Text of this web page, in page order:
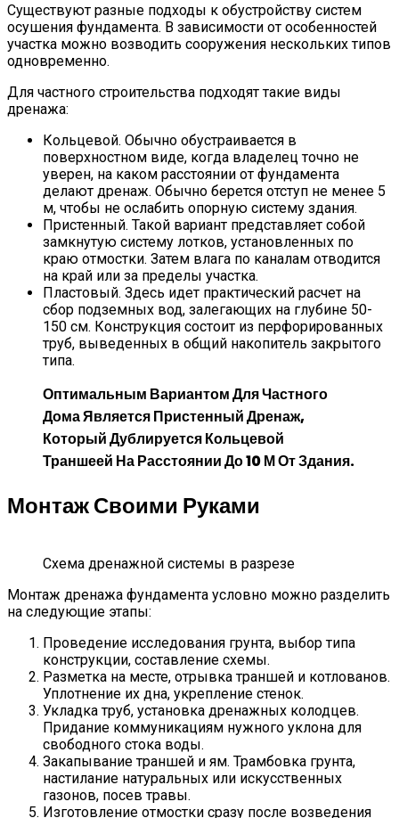
Существуют разные подходы к обустройству систем
осушения фундамента. В зависимости от особенностей
участка можно возводить сооружения нескольких типов
одновременно.
Для частного строительства подходят такие виды
дренажа:
Кольцевой. Обычно обустраивается в
поверхностном виде, когда владелец точно не
уверен, на каком расстоянии от фундамента
делают дренаж. Обычно берется отступ не менее 5
м, чтобы не ослабить опорную систему здания.
Пристенный. Такой вариант представляет собой
замкнутую систему лотков, установленных по
краю отмостки. Затем влага по каналам отводится
на край или за пределы участка.
Пластовый. Здесь идет практический расчет на
сбор подземных вод, залегающих на глубине 50-
150 см. Конструкция состоит из перфорированных
труб, выведенных в общий накопитель закрытого
типа.
Оптимальным Вариантом Для Частного
Дома Является Пристенный Дренаж,
Который Дублируется Кольцевой
Траншеей На Расстоянии До 10 М От Здания.
Монтаж Своими Руками
Схема дренажной системы в разрезе
Монтаж дренажа фундамента условно можно разделить
на следующие этапы:
Проведение исследования грунта, выбор типа
конструкции, составление схемы.
Разметка на месте, отрывка траншей и котлованов.
Уплотнение их дна, укрепление стенок.
Укладка труб, установка дренажных колодцев.
Придание коммуникациям нужного уклона для
свободного стока воды.
Закапывание траншей и ям. Трамбовка грунта,
настилание натуральных или искусственных
газонов, посев травы.
Изготовление отмостки сразу после возведения